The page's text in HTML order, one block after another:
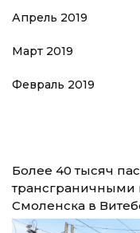
Апрель 2019
Март 2019
Февраль 2019
Более 40 тысяч
Смоленска в